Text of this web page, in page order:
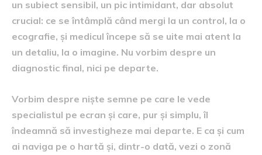
un subiect sensibil, un pic intimidant, dar absolut
crucial: ce se întâmplă când mergi la un control, la o
ecografie, și medicul începe să se uite mai atent la
un detaliu, la o imagine. Nu vorbim despre un
diagnostic final, nici pe departe.
Vorbim despre niște semne pe care le vede
specialistul pe ecran și care, pur și simplu, îl
îndeamnă să investigheze mai departe. E ca și cum
ai naviga pe o hartă și, dintr-o dată, vezi o zonă